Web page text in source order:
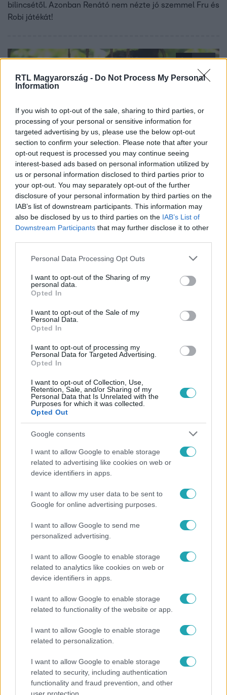
RTL Magyarország - Do Not Process My Personal
Information
If you wish to opt-out of the sale, sharing to third parties, or
processing of your personal or sensitive information for
targeted advertising by us, please use the below opt-out
section to confirm your selection. Please note that after your
opt-out request is processed you may continue seeing
interest-based ads based on personal information utilized by
us or personal information disclosed to third parties prior to
your opt-out. You may separately opt-out of the further
disclosure of your personal information by third parties on the
IAB’s list of downstream participants. This information may
also be disclosed by us to third parties on the IAB’s List of
Downstream Participants that may further disclose it to other
Please note that this website/app uses one or more Google
not limited to your visit or usage behaviour. You may click to
grant or deny consent to Google and its third-party tags to
use your data for below specified purposes in below Google
consent section.
Personal Data Processing Opt Outs
I want to opt-out of the Sharing of my
personal data.
Opted In
I want to opt-out of the Sale of my
Personal Data.
Opted In
I want to opt-out of processing my
Personal Data for Targeted Advertising.
Opted In
I want to opt-out of Collection, Use,
Retention, Sale, and/or Sharing of my
Personal Data that Is Unrelated with the
Purposes for which it was collected.
Opted Out
Google consents
I want to allow Google to enable storage
related to advertising like cookies on web or
device identifiers in apps.
I want to allow my user data to be sent to
Google for online advertising purposes.
I want to allow Google to send me
personalized advertising.
I want to allow Google to enable storage
related to analytics like cookies on web or
device identifiers in apps.
I want to allow Google to enable storage
related to functionality of the website or app.
I want to allow Google to enable storage
related to personalization.
I want to allow Google to enable storage
related to security, including authentication
functionality and fraud prevention, and other
bilincsétől. Azonban Renátó nem nézte jó szemmel Fru és
Robi játékát!
1:56
Survivor
2018. november 8. 8:15
Exkluzív jelenet: A családtagok megkóstolták,
hogy mit ittak és ettek eddig a szigetlakók!
A mai adásból kiderül, hogy mi mindent csináltak még a
játékosok hozzátartozói a szigeten a látogatásuk során.
Survivor
2018. október 9. 18:07
Rendhagyó védettségi játék: Könnyíteni kellett a
Istenes Bence többször azt hitte, hogy óvodában játszó
gyerekeket lát a védettségi játékon, annyira gyengén
teljesítettek a törzsek...
Istenes Bence elmondása alapján izgalmas
védettségi játék vár a törzsekre!
Istenes Bence bemutatta a következő védettségi játékot:
az a törzs viheti majd haza a védettségi totemet, amelyik
előbb betalál kilenc kókusszal a kosárba.